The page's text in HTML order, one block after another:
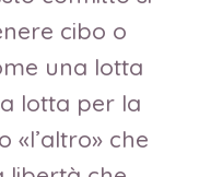
cibo o
una lotta
lotta per la
che